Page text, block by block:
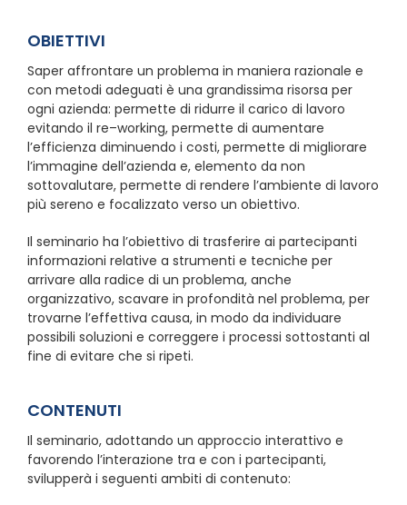
OBIETTIVI
Saper affrontare un problema in maniera razionale e
con metodi adeguati è una grandissima risorsa per
ogni azienda: permette di ridurre il carico di lavoro
evitando il re–working, permette di aumentare
l’efficienza diminuendo i costi, permette di migliorare
l’immagine dell’azienda e, elemento da non
sottovalutare, permette di rendere l’ambiente di lavoro
più sereno e focalizzato verso un obiettivo.
Il seminario ha l’obiettivo di trasferire ai partecipanti
informazioni relative a strumenti e tecniche per
arrivare alla radice di un problema, anche
organizzativo, scavare in profondità nel problema, per
trovarne l’effettiva causa, in modo da individuare
possibili soluzioni e correggere i processi sottostanti al
fine di evitare che si ripeti.
CONTENUTI
Il seminario, adottando un approccio interattivo e
favorendo l’interazione tra e con i partecipanti,
svilupperà i seguenti ambiti di contenuto: